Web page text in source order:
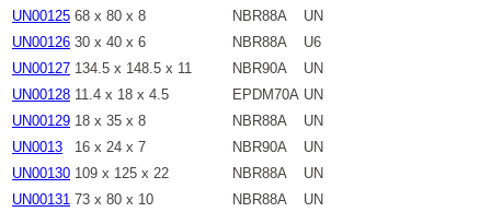
UN00125 68 x 80 x 8 NBR88A
UN
UN00126 30 x 40 x 6 NBR88A
U6
UN00127 134.5 x 148.5 x 11 NBR90A
UN
UN00128 11.4 x 18 x 4.5 EPDM70A UN
UN00129 18 x 35 x 8 NBR88A
UN
UN0013
16 x 24 x 7 NBR90A
UN
UN00130 109 x 125 x 22 NBR88A
UN
UN00131 73 x 80 x 10 NBR88A
UN